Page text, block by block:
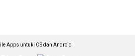
Apps untuk iOS dan Android